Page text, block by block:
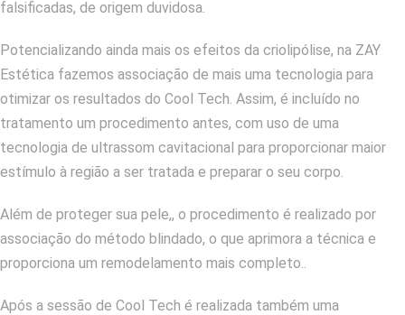
falsificadas, de origem duvidosa.
Potencializando ainda mais os efeitos da criolipólise, na ZAY
Estética fazemos associação de mais uma tecnologia para
otimizar os resultados do Cool Tech. Assim, é incluído no
tratamento um procedimento antes, com uso de uma
tecnologia de ultrassom cavitacional para proporcionar maior
estímulo à região a ser tratada e preparar o seu corpo.
Além de proteger sua pele,, o procedimento é realizado por
associação do método blindado, o que aprimora a técnica e
proporciona um remodelamento mais completo..
Após a sessão de Cool Tech é realizada também uma